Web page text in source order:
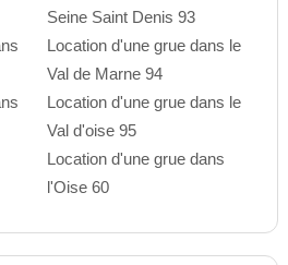
Seine Saint Denis 93
Location d'une grue dans le
Val de Marne 94
Location d'une grue dans le
Val d'oise 95
Location d'une grue dans
l'Oise 60